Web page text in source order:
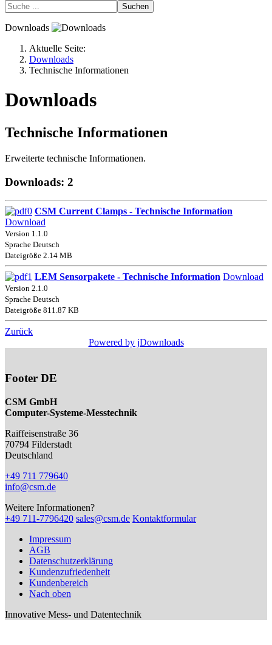
Suchen
Downloads
Aktuelle Seite:
Downloads
Technische Informationen
Downloads
Technische Informationen
Erweiterte technische Informationen.
Downloads: 2
CSM Current Clamps - Technische Information
Download
Version 1.1.0
Sprache Deutsch
Dateigröße 2.14 MB
LEM Sensorpakete - Technische Information Download
Version 2.1.0
Sprache Deutsch
Dateigröße 811.87 KB
Zurück
Powered by jDownloads
Footer DE
CSM GmbH
Computer-Systeme-Messtechnik
Raiffeisenstraße 36
70794 Filderstadt
Deutschland
+49 711 779640
info@csm.de
Weitere Informationen?
+49 711-7796420 sales@csm.de Kontaktformular
Impressum
AGB
Datenschutzerklärung
Kundenzufriedenheit
Kundenbereich
Nach oben
Innovative Mess- und Datentechnik